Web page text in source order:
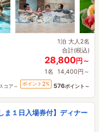
1泊 大人2名
合計(税込)
28,800円～
1名 14,400円～
コア～ ポイント 2% 576ポイント～
ま１日入場券付】ディナー